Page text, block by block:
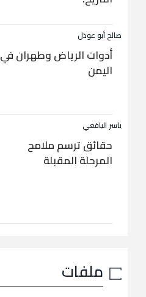
صالح أبو عوذل
أدوات الرياض وطهران في
اليمن
ياسر اليافعي
حقائق ترسم ملامح
المرحلة المقبلة
ملفات